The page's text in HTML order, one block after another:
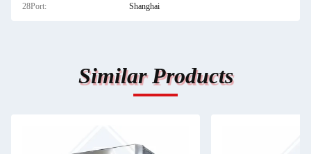
28Port: Shanghai
Similar Products